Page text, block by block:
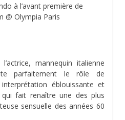
à l’avant première de
@ Olympia Paris
l’actrice, mannequin italienne
parfaitement le rôle de
éblouissante et
fait renaître une des plus
sensuelle des années 60